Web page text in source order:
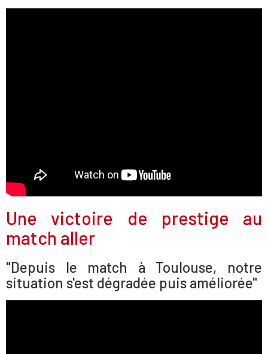
Une victoire de prestige au
match aller
"Depuis le match à Toulouse, notre
situation s'est dégradée puis améliorée"